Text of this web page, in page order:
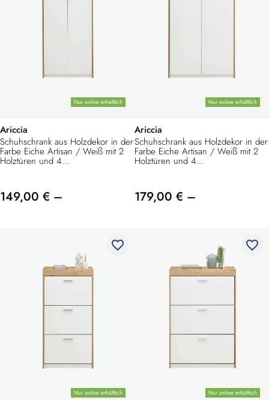
Nur online erhältlich
Ariccia
Schuhschrank aus Holzdekor in der
Farbe Eiche Artisan / Weiß mit 2
Holztüren und 4...
149,00 € –
Nur online erhältlich
Ariccia
Schuhschrank aus Holzdekor in der
Farbe Eiche Artisan / Weiß mit 2
Holztüren und 4...
179,00 € –
Nur online erhältlich
favorite_border
Nur online erhältlich
favorite_border